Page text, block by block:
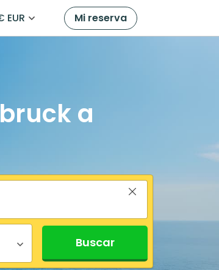
EUR Mi reserva
a
Buscar